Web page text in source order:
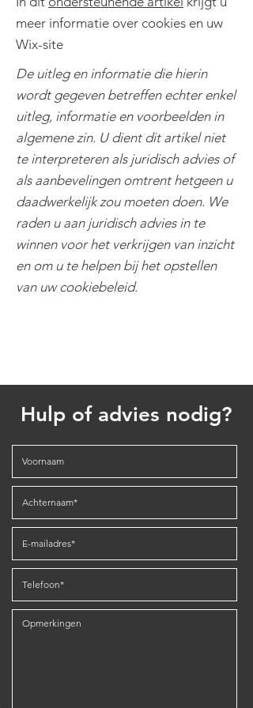
meer informatie over cookies en uw
Wix-site
De uitleg en informatie die hierin
wordt gegeven betreffen echter enkel
uitleg, informatie en voorbeelden in
algemene zin. U dient dit artikel niet
te interpreteren als juridisch advies of
als aanbevelingen omtrent hetgeen u
daadwerkelijk zou moeten doen. We
raden u aan juridisch advies in te
winnen voor het verkrijgen van inzicht
en om u te helpen bij het opstellen
van uw cookiebeleid.
Hulp of advies nodig?